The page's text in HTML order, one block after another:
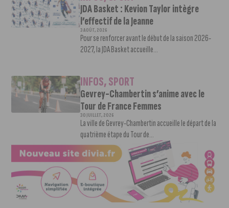
JDA Basket : Kevion Taylor intègre
l’effectif de la Jeanne
3 AOÛT, 2026
Pour se renforcer avant le début de la saison 2026-
2027, la JDA Basket accueille...
INFOS,SPORT
Gevrey-Chambertin s’anime avec le
Tour de France Femmes
30 JUILLET, 2026
La ville de Gevrey-Chambertin accueille le départ de la
quatrième étape du Tour de...